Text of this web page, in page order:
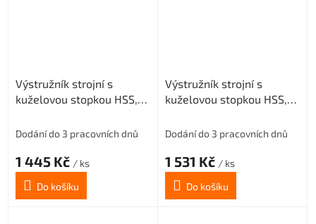
Výstružník strojní s
kuželovou stopkou HSS,
Dodání do 3 pracovních dnů
1 445 Kč / ks
Do košíku
Výstružník strojní s
kuželovou stopkou HSS,
Dodání do 3 pracovních dnů
1 531 Kč / ks
Do košíku